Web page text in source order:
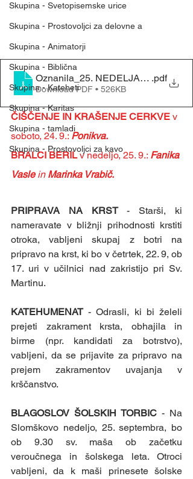
Skupina - Svetopisemske urice
Skupina - Prostovoljci za delovne a
Skupina - Animatorji
Skupina - Biblična
Skupina - Kateheti
Skupina - Karitas
Skupina - tamladi
Skupina - Prostovoljci za kavo
Oznanila_25. NEDELJA MED.pdf
Download PDF • 526KB
ČIŠČENJE IN KRAŠENJE CERKVE v
soboto, 24. 9.: Ponikva.
BRALCI BERIL v nedeljo, 25. 9.: Fanika
Vasle in Marinka Vrabič.
PRIPRAVA NA KRST - Starši, ki
nameravate v bližnji prihodnosti krstiti
otroka, vabljeni skupaj z botri na
pripravo na krst, ki bo v četrtek, 22. 9, ob
17. uri v učilnici nad zakristijo pri Sv.
Martinu.
KATEHUMENAT - Odrasli, ki bi želeli
prejeti zakrament krsta, obhajila in
birme (npr. kandidati za botrstvo),
vabljeni, da se prijavite za pripravo na
prejem zakramentov uvajanja v
krščanstvo.
BLAGOSLOV ŠOLSKIH TORBIC - Na
Slomškovo nedeljo, 25. septembra, bo
ob 9.30 sv. maša ob začetku
veroučnega in šolskega leta. Otroci
vabljeni, da k maši prinesete šolske